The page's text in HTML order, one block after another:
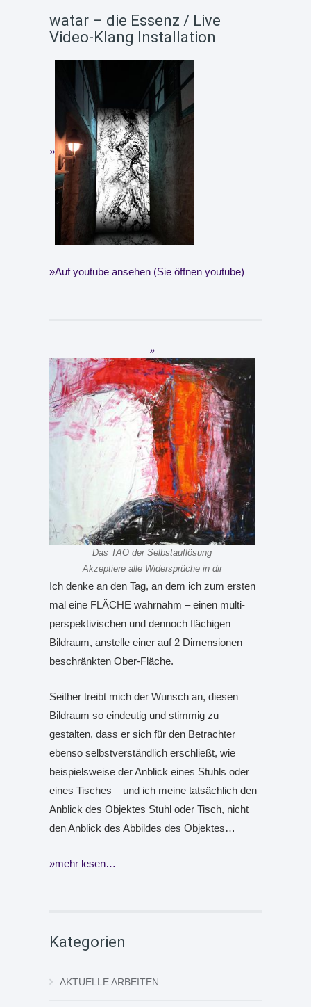
watar – die Essenz / Live
Video-Klang Installation
Auf youtube ansehen (Sie öffnen youtube)
Das TAO der Selbstauflösung
Akzeptiere alle Widersprüche in dir
Ich denke an den Tag, an dem ich zum ersten
mal eine FLÄCHE wahrnahm – einen multi-
perspektivischen und dennoch flächigen
Bildraum, anstelle einer auf 2 Dimensionen
beschränkten Ober-Fläche.
Seither treibt mich der Wunsch an, diesen
Bildraum so eindeutig und stimmig zu
gestalten, dass er sich für den Betrachter
ebenso selbstverständlich erschließt, wie
beispielsweise der Anblick eines Stuhls oder
eines Tisches – und ich meine tatsächlich den
Anblick des Objektes Stuhl oder Tisch, nicht
den Anblick des Abbildes des Objektes…
mehr lesen…
Kategorien
AKTUELLE ARBEITEN